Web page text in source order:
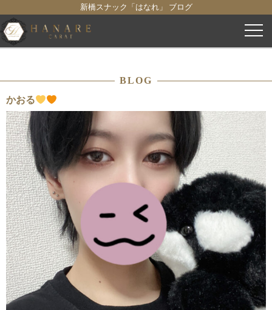
新橋スナック「はなれ」 ブログ
コ
ン
ツ
キ
BLOG
かおる